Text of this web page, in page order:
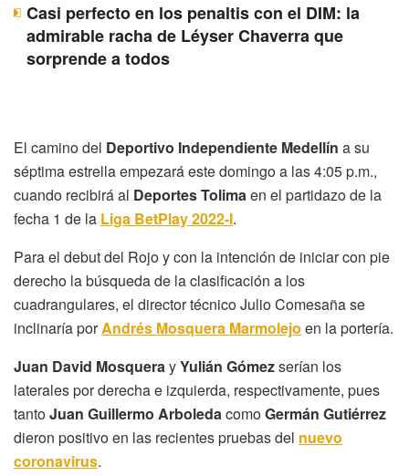
Casi perfecto en los penaltis con el DIM: la
admirable racha de Léyser Chaverra que
sorprende a todos
El camino del Deportivo Independiente Medellín a su
séptima estrella empezará este domingo a las 4:05 p.m.,
cuando recibirá al Deportes Tolimaen el partidazo de la
fecha 1 de la Liga BetPlay 2022-I.
Para el debut del Rojo y con la intención de iniciar con pie
derecho la búsqueda de la clasificación a los
cuadrangulares, el director técnico Julio Comesaña se
inclinaría porAndrés Mosquera Marmolejo en la portería.
Juan David MosquerayYulián Gómezserían los
laterales por derecha e izquierda, respectivamente, pues
tantoJuan Guillermo ArboledacomoGermán Gutiérrez
dieron positivo en las recientes pruebas del nuevo
coronavirus.